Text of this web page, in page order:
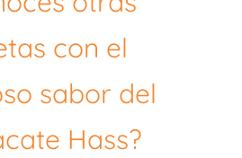
con el
sabor del
Hass?